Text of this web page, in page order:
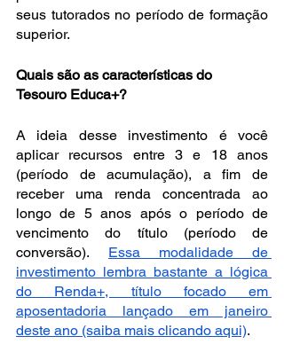
seus tutorados no período de formação
superior.
Quais são as características do
Tesouro Educa+?
A ideia desse investimento é você
aplicar recursos entre 3 e 18 anos
(período de acumulação), a fim de
receber uma renda concentrada ao
longo de 5 anos após o período de
vencimento do título (período de
conversão).
Essa modalidade de
investimento lembra bastante a lógica
do Renda+, título focado em
aposentadoria lançado em janeiro
deste ano (saiba mais clicando aqui).